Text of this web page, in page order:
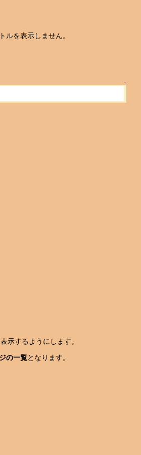
を表示しません。
↑
示するようにします。
の一覧となります。